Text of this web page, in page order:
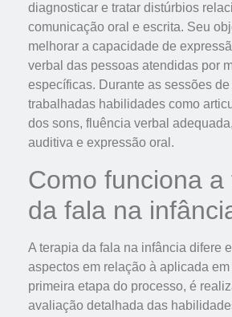
diagnosticar e tratar distúrbios
comunicação oral e escrita. Seu
melhorar a capacidade de
verbal das pessoas atendidas por
específicas. Durante as sessões
trabalhadas habilidades como
dos sons, fluência verbal
auditiva e expressão oral.
Como funciona a
da fala na
A terapia da fala na infância difere
aspectos em relação à aplicada
primeira etapa do processo, é
avaliação detalhada das